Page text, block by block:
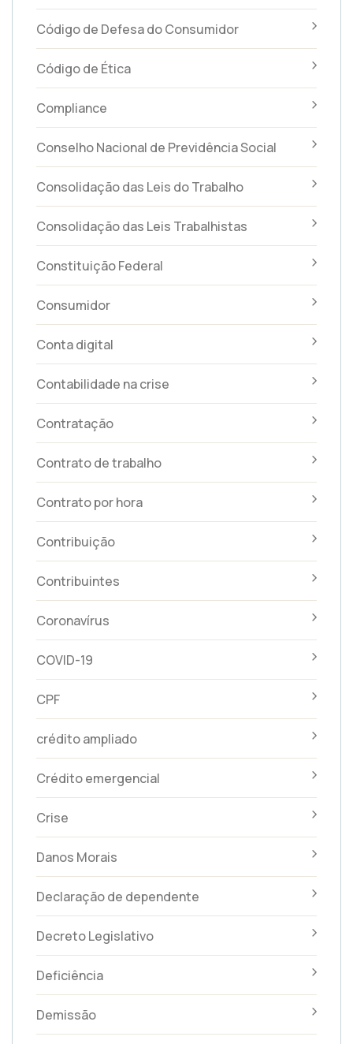
Código de Defesa do Consumidor
Código de Ética
Compliance
Conselho Nacional de Previdência Social
Consolidação das Leis do Trabalho
Consolidação das Leis Trabalhistas
Constituição Federal
Consumidor
Conta digital
Contabilidade na crise
Contratação
Contrato de trabalho
Contrato por hora
Contribuição
Contribuintes
Coronavírus
COVID-19
CPF
crédito ampliado
Crédito emergencial
Crise
Danos Morais
Declaração de dependente
Decreto Legislativo
Deficiência
Demissão